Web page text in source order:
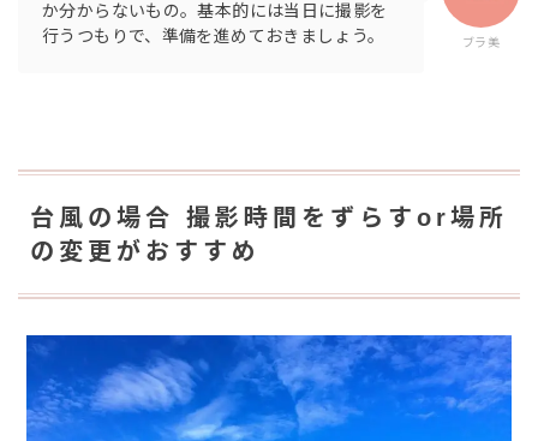
ブラ美
か分からないもの。基本的には当日に撮影を
行うつもりで、準備を進めておきましょう。
台風の場合 撮影時間をずらすor場所
の変更がおすすめ